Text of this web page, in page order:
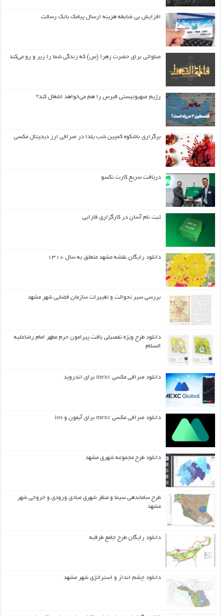
افزایش بی ضابطه هزینه ارسال پیامک بانک رسالت
صلواتی برای حضرت زهرا (س) که زندگی شما را زیر و رو می‌کند
رژیم صهیونیستی قبرس را هم می‌خواهد اشغال کند؟
برگزاری باشکوه کمپین شب یلدا در صرافی ارز دیجیتال مکسی
دریافت سریع کارت نکسو
ثبت نام آسان در کارگزاری فارابی
دانلود رایگان نقشه مشهد متعلق به سال ۱۳۱۰
بررسی سیر تحوالت و تغییرات سازمان فضایی شهر مشهد
دانلود طرح ويژه تفصيلي بافت پيرامون حرم مطهر امام رضاعليه
السلام
دانلود صرافی مکسی mexc برای اندروید
دانلود صرافی مکسی mexc برای آیفون و ios
دانلود طرح مجموعه شهری مشهد
طرح ساماندهی سیما و منظر شهری مبادی ورودی و خروجی شهر
مشهد
دانلود رایگان طرح جامع طرقبه
دانلود چشم انداز و استراتژی شهر مشهد